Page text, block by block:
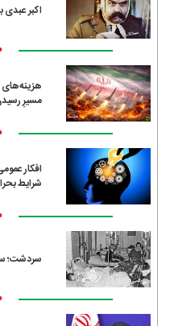
اکبر عبدی
مسیرِ
افکار
شرایط
سردشت؛